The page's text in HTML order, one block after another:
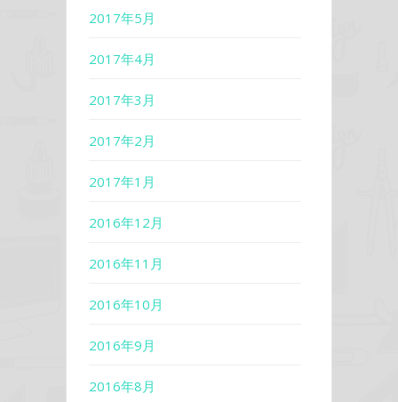
2017年5月
2017年4月
2017年3月
2017年2月
2017年1月
2016年12月
2016年11月
2016年10月
2016年9月
2016年8月